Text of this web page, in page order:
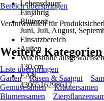
Lebensdauer
Einjährig
Blütezeit
Juni, Juli, August,
Einsatzbereich
Außen
Wuchshöhe
130 cm
EAN
4306516298617
Bereich überspringen
Verantwortlich für
Weitere Kategorien
Liste überspringen
Garten
Rasen & Saatgut
Gemüsesamen
Kräutersamen
Blumensamen